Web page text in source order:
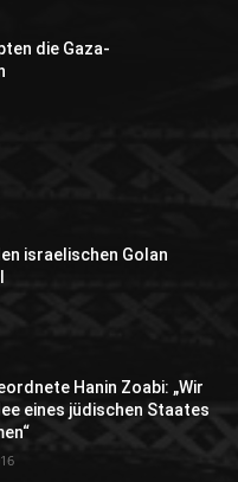
die Gaza-
israelischen Golan
Hanin Zoabi: „Wir
eines jüdischen Staates